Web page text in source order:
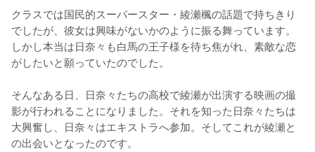
クラスでは国民的スーパースター・綾瀬楓の話題で持ちきり
でしたが、彼女は興味がないかのように振る舞っています。
しかし本当は日奈々も白馬の王子様を待ち焦がれ、素敵な恋
がしたいと願っていたのでした。
そんなある日、日奈々たちの高校で綾瀬が出演する映画の撮
影が行われることになりました。それを知った日奈々たちは
大興奮し、日奈々はエキストラへ参加。そしてこれが綾瀬と
の出会いとなったのです。